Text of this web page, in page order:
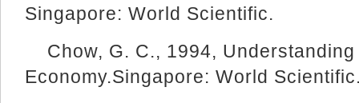
Singapore: World Scientific.
Chow, G. C., 1994,
Economy.Singapore: World